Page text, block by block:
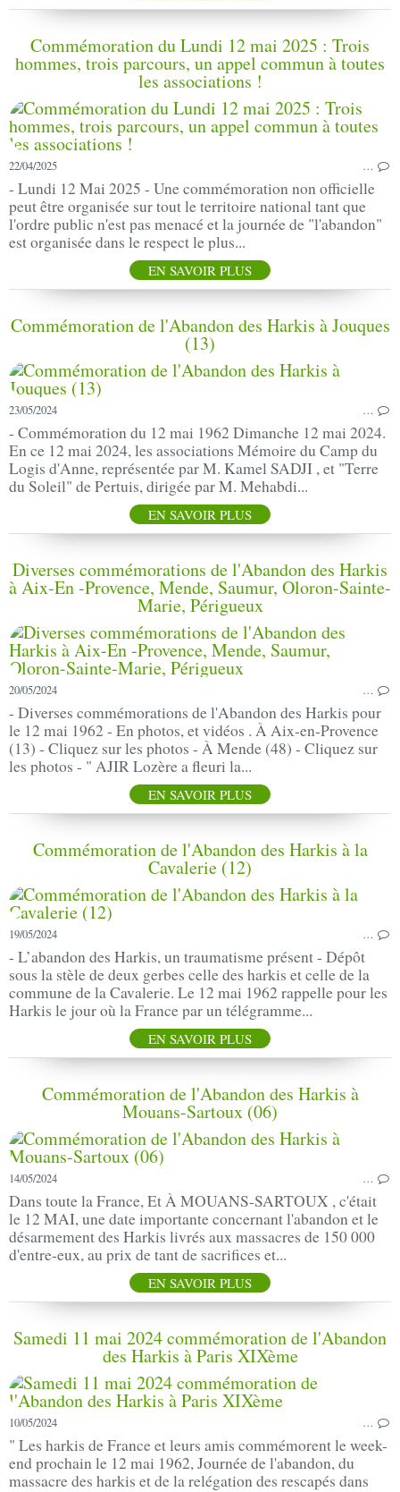
Commémoration du Lundi 12 mai 2025 : Trois
hommes, trois parcours, un appel commun à toutes
les associations !
22/04/2025 …
- Lundi 12 Mai 2025 - Une commémoration non officielle
peut être organisée sur tout le territoire national tant que
l'ordre public n'est pas menacé et la journée de "l'abandon"
est organisée dans le respect le plus...
EN SAVOIR PLUS
Commémoration de l'Abandon des Harkis à Jouques
(13)
23/05/2024 …
- Commémoration du 12 mai 1962 Dimanche 12 mai 2024.
En ce 12 mai 2024, les associations Mémoire du Camp du
Logis d'Anne, représentée par M. Kamel SADJI , et "Terre
du Soleil" de Pertuis, dirigée par M. Mehabdi...
EN SAVOIR PLUS
Diverses commémorations de l'Abandon des Harkis
à Aix-En -Provence, Mende, Saumur, Oloron-Sainte-
Marie, Périgueux
20/05/2024 …
- Diverses commémorations de l'Abandon des Harkis pour
le 12 mai 1962 - En photos, et vidéos . À Aix-en-Provence
(13) - Cliquez sur les photos - À Mende (48) - Cliquez sur
les photos - " AJIR Lozère a fleuri la...
EN SAVOIR PLUS
Commémoration de l'Abandon des Harkis à la
Cavalerie (12)
19/05/2024 …
- L’abandon des Harkis, un traumatisme présent - Dépôt
sous la stèle de deux gerbes celle des harkis et celle de la
commune de la Cavalerie. Le 12 mai 1962 rappelle pour les
Harkis le jour où la France par un télégramme...
EN SAVOIR PLUS
Commémoration de l'Abandon des Harkis à
Mouans-Sartoux (06)
14/05/2024 …
Dans toute la France, Et À MOUANS-SARTOUX , c'était
le 12 MAI, une date importante concernant l'abandon et le
désarmement des Harkis livrés aux massacres de 150 000
d'entre-eux, au prix de tant de sacrifices et...
EN SAVOIR PLUS
Samedi 11 mai 2024 commémoration de l'Abandon
des Harkis à Paris XIXème
10/05/2024 …
" Les harkis de France et leurs amis commémorent le week-
end prochain le 12 mai 1962, Journée de l'abandon, du
massacre des harkis et de la relégation des rescapés dans